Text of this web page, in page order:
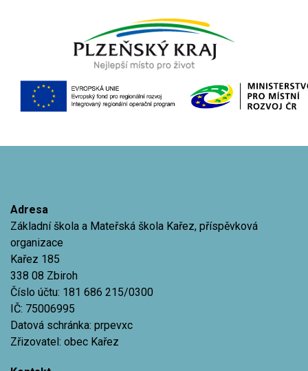
Adresa
Základní škola a Mateřská škola Kařez, příspěvková
organizace
Kařez 185
338 08 Zbiroh
Číslo účtu: 181 686 215/0300
IČ: 75006995
Datová schránka: prpevxc
Zřizovatel: obec Kařez